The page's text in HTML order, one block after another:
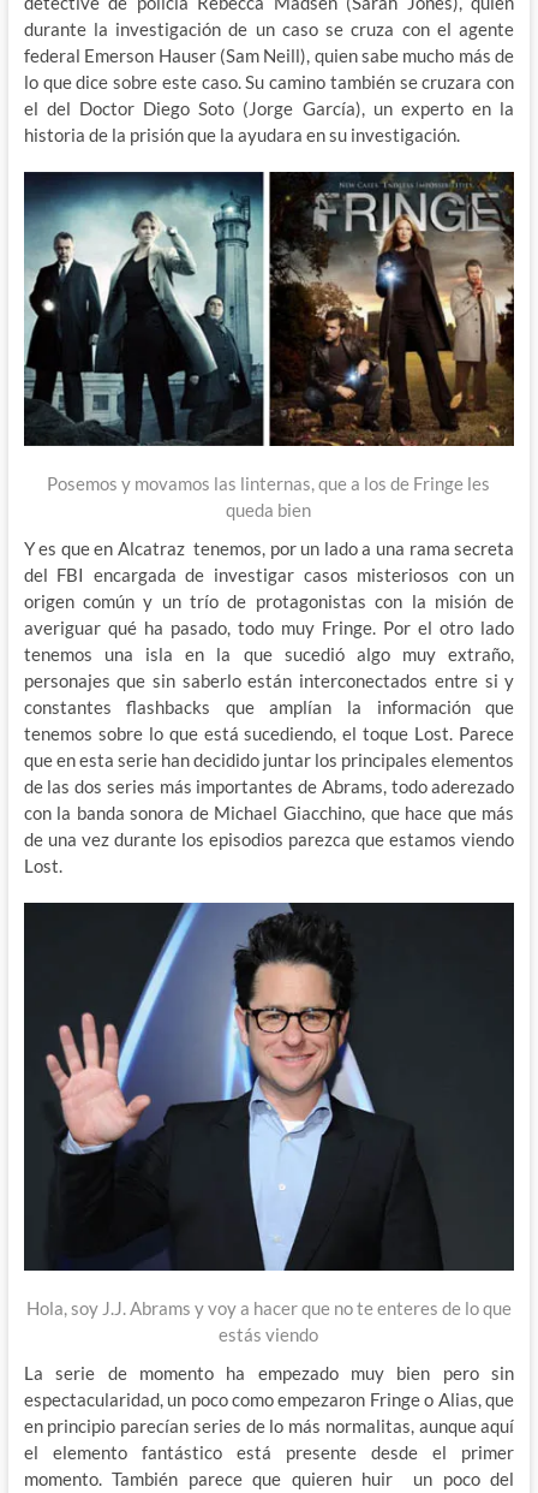
durante la investigación de un caso se cruza con el agente
federal Emerson Hauser (Sam Neill), quien sabe mucho más de
lo que dice sobre este caso. Su camino también se cruzara con
el del Doctor Diego Soto (Jorge García), un experto en la
historia de la prisión que la ayudara en su investigación.
Posemos y movamos las linternas, que a los de Fringe les
queda bien
Y es que en Alcatraz tenemos, por un lado a una rama secreta
del FBI encargada de investigar casos misteriosos con un
origen común y un trío de protagonistas con la misión de
averiguar qué ha pasado, todo muy Fringe. Por el otro lado
tenemos una isla en la que sucedió algo muy extraño,
personajes que sin saberlo están interconectados entre si y
constantes flashbacks que amplían la información que
tenemos sobre lo que está sucediendo, el toque Lost. Parece
que en esta serie han decidido juntar los principales elementos
de las dos series más importantes de Abrams, todo aderezado
con la banda sonora de Michael Giacchino, que hace que más
de una vez durante los episodios parezca que estamos viendo
Lost.
Hola, soy J.J. Abrams y voy a hacer que no te enteres de lo que
estás viendo
La serie de momento ha empezado muy bien pero sin
espectacularidad, un poco como empezaron Fringe o Alias, que
en principio parecían series de lo más normalitas, aunque aquí
el elemento fantástico está presente desde el primer
momento. También parece que quieren huir un poco del